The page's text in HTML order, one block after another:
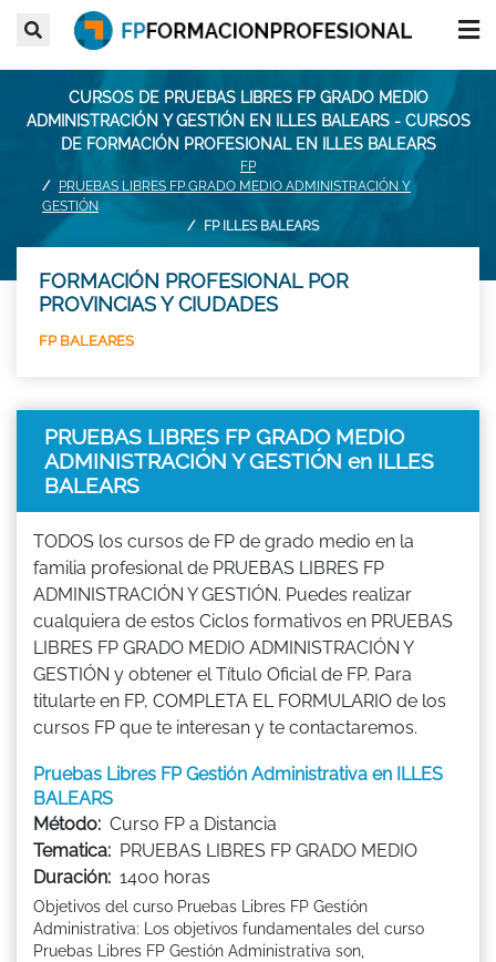
CURSOS DE PRUEBAS LIBRES FP GRADO MEDIO
ADMINISTRACIÓN Y GESTIÓN EN ILLES BALEARS - CURSOS
DE FORMACIÓN PROFESIONAL EN ILLES BALEARS
FP
PRUEBAS LIBRES FP GRADO MEDIO ADMINISTRACIÓN Y
GESTIÓN
FP ILLES BALEARS
FORMACIÓN PROFESIONAL POR
PROVINCIAS Y CIUDADES
FP BALEARES
PRUEBAS LIBRES FP GRADO MEDIO
ADMINISTRACIÓN Y GESTIÓN en ILLES
BALEARS
TODOS los cursos de FP de grado medio en la
familia profesional de PRUEBAS LIBRES FP
ADMINISTRACIÓN Y GESTIÓN. Puedes realizar
cualquiera de estos Ciclos formativos en PRUEBAS
LIBRES FP GRADO MEDIO ADMINISTRACIÓN Y
GESTIÓN y obtener el Título Oficial de FP. Para
titularte en FP, COMPLETA EL FORMULARIO de los
cursos FP que te interesan y te contactaremos.
Pruebas Libres FP Gestión Administrativa en ILLES
BALEARS
Método: Curso FP a Distancia
Tematica: PRUEBAS LIBRES FP GRADO MEDIO
Duración: 1400 horas
Objetivos del curso Pruebas Libres FP Gestión
Administrativa: Los objetivos fundamentales del curso
Pruebas Libres FP Gestión Administrativa son,